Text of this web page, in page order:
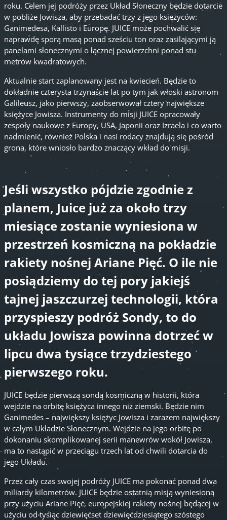
roku. Celem jej podróży przez Układ Słoneczny będzie dotarcie
w pobliże Jowisza, aby przebadać trzy z jego księżyców:
Ganimedesa, Kallisto i Europę. JUICE może pochwalić się
naprawdę sporą masą ponad sześciu ton oraz zasilającymi ją
panelami słonecznymi o łącznej powierzchni ponad stu
metrów kwadratowych.
Aktualnie start zaplanowany jest na kwiecień. Będzie to
dokładnie czterysta trzynaście lat po tym jak włoski astronom
Galileusz, jako pierwszy, zaobserwował cztery największe
księżyce Jowisza. Instrumenty do misji JUICE opracowały
zespoły naukowe z Europy, USA, Japonii oraz Izraela i co warto
nadmienić, również Polska i nasi rodacy znajdują się pośród
grona, które wniosło bardzo znaczący wkład do misji.
Jeśli wszystko pójdzie zgodnie z
planem, Juice już za około trzy
miesiące zostanie wyniesiona w
przestrzeń kosmiczną na pokładzie
rakiety nośnej Ariane Pięć. O ile nie
posiądziemy do tej pory jakiejś
tajnej jaszczurzej technologii, która
przyspieszy podróż Sondy, to do
układu Jowisza powinna dotrzeć w
lipcu dwa tysiące trzydziestego
pierwszego roku.
JUICE będzie pierwszą sondą kosmiczną w historii, która
wejdzie na orbitę księżyca innego niż ziemski. Będzie nim
Ganimedes – największy księżyc Jowisza i zarazem największy
w całym Układzie Słonecznym. Wejdzie na jego orbitę po
dokonaniu skomplikowanej serii manewrów wokół Jowisza,
ma to nastąpić w przeciągu trzech lat od chwili dotarcia do
jego Układu.
Przez cały czas swojej podróży JUICE ma pokonać ponad dwa
miliardy kilometrów. JUICE będzie ostatnią misją wyniesioną
przy użyciu Ariane Pięć, europejskiej rakiety nośnej będącej w
użyciu od tysiąc dziewięćset dziewięćdziesiątego szóstego